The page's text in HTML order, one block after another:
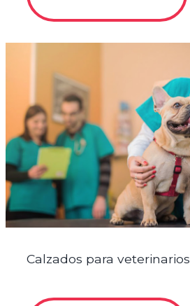
Calzados para veterinarios